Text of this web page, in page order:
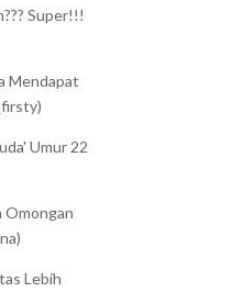
Super!!!
Mendapat
Umur 22
Omongan
Lebih